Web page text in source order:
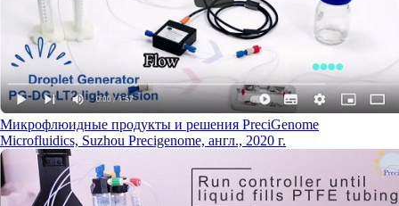
Микрофлюидные продукты и решения PreciGenome
Microfluidics, Suzhou Precigenome, англ., 2020 г.